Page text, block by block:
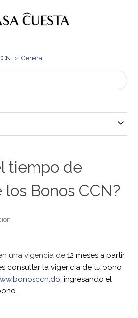
General
tiempo de
Bonos CCN?
una vigencia de12 meses a partir
consultar la vigencia de tu bono
, ingresando el